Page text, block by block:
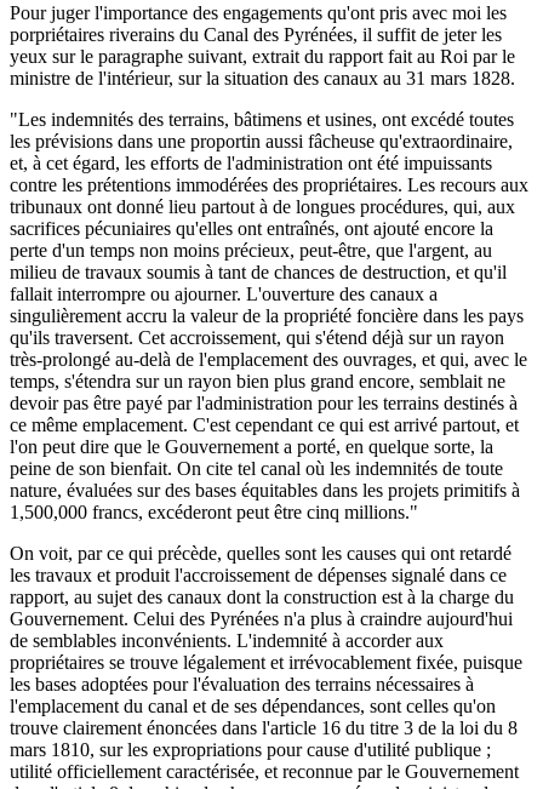
Pour juger l'importance des engagements qu'ont pris avec moi les
porpriétaires riverains du Canal des Pyrénées, il suffit de jeter les
yeux sur le paragraphe suivant, extrait du rapport fait au Roi par le
ministre de l'intérieur, sur la situation des canaux au 31 mars 1828.
"Les indemnités des terrains, bâtimens et usines, ont excédé toutes
les prévisions dans une proportin aussi fâcheuse qu'extraordinaire,
et, à cet égard, les efforts de l'administration ont été impuissants
contre les prétentions immodérées des propriétaires. Les recours aux
tribunaux ont donné lieu partout à de longues procédures, qui, aux
sacrifices pécuniaires qu'elles ont entraînés, ont ajouté encore la
perte d'un temps non moins précieux, peut-être, que l'argent, au
milieu de travaux soumis à tant de chances de destruction, et qu'il
fallait interrompre ou ajourner. L'ouverture des canaux a
singulièrement accru la valeur de la propriété foncière dans les pays
qu'ils traversent. Cet accroissement, qui s'étend déjà sur un rayon
très-prolongé au-delà de l'emplacement des ouvrages, et qui, avec le
temps, s'étendra sur un rayon bien plus grand encore, semblait ne
devoir pas être payé par l'administration pour les terrains destinés à
ce même emplacement. C'est cependant ce qui est arrivé partout, et
l'on peut dire que le Gouvernement a porté, en quelque sorte, la
peine de son bienfait. On cite tel canal où les indemnités de toute
nature, évaluées sur des bases équitables dans les projets primitifs à
1,500,000 francs, excéderont peut être cinq millions."
On voit, par ce qui précède, quelles sont les causes qui ont retardé
les travaux et produit l'accroissement de dépenses signalé dans ce
rapport, au sujet des canaux dont la construction est à la charge du
Gouvernement. Celui des Pyrénées n'a plus à craindre aujourd'hui
de semblables inconvénients. L'indemnité à accorder aux
propriétaires se trouve légalement et irrévocablement fixée, puisque
les bases adoptées pour l'évaluation des terrains nécessaires à
l'emplacement du canal et de ses dépendances, sont celles qu'on
trouve clairement énoncées dans l'article 16 du titre 3 de la loi du 8
mars 1810, sur les expropriations pour cause d'utilité publique ;
utilité officiellement caractérisée, et reconnue par le Gouvernement